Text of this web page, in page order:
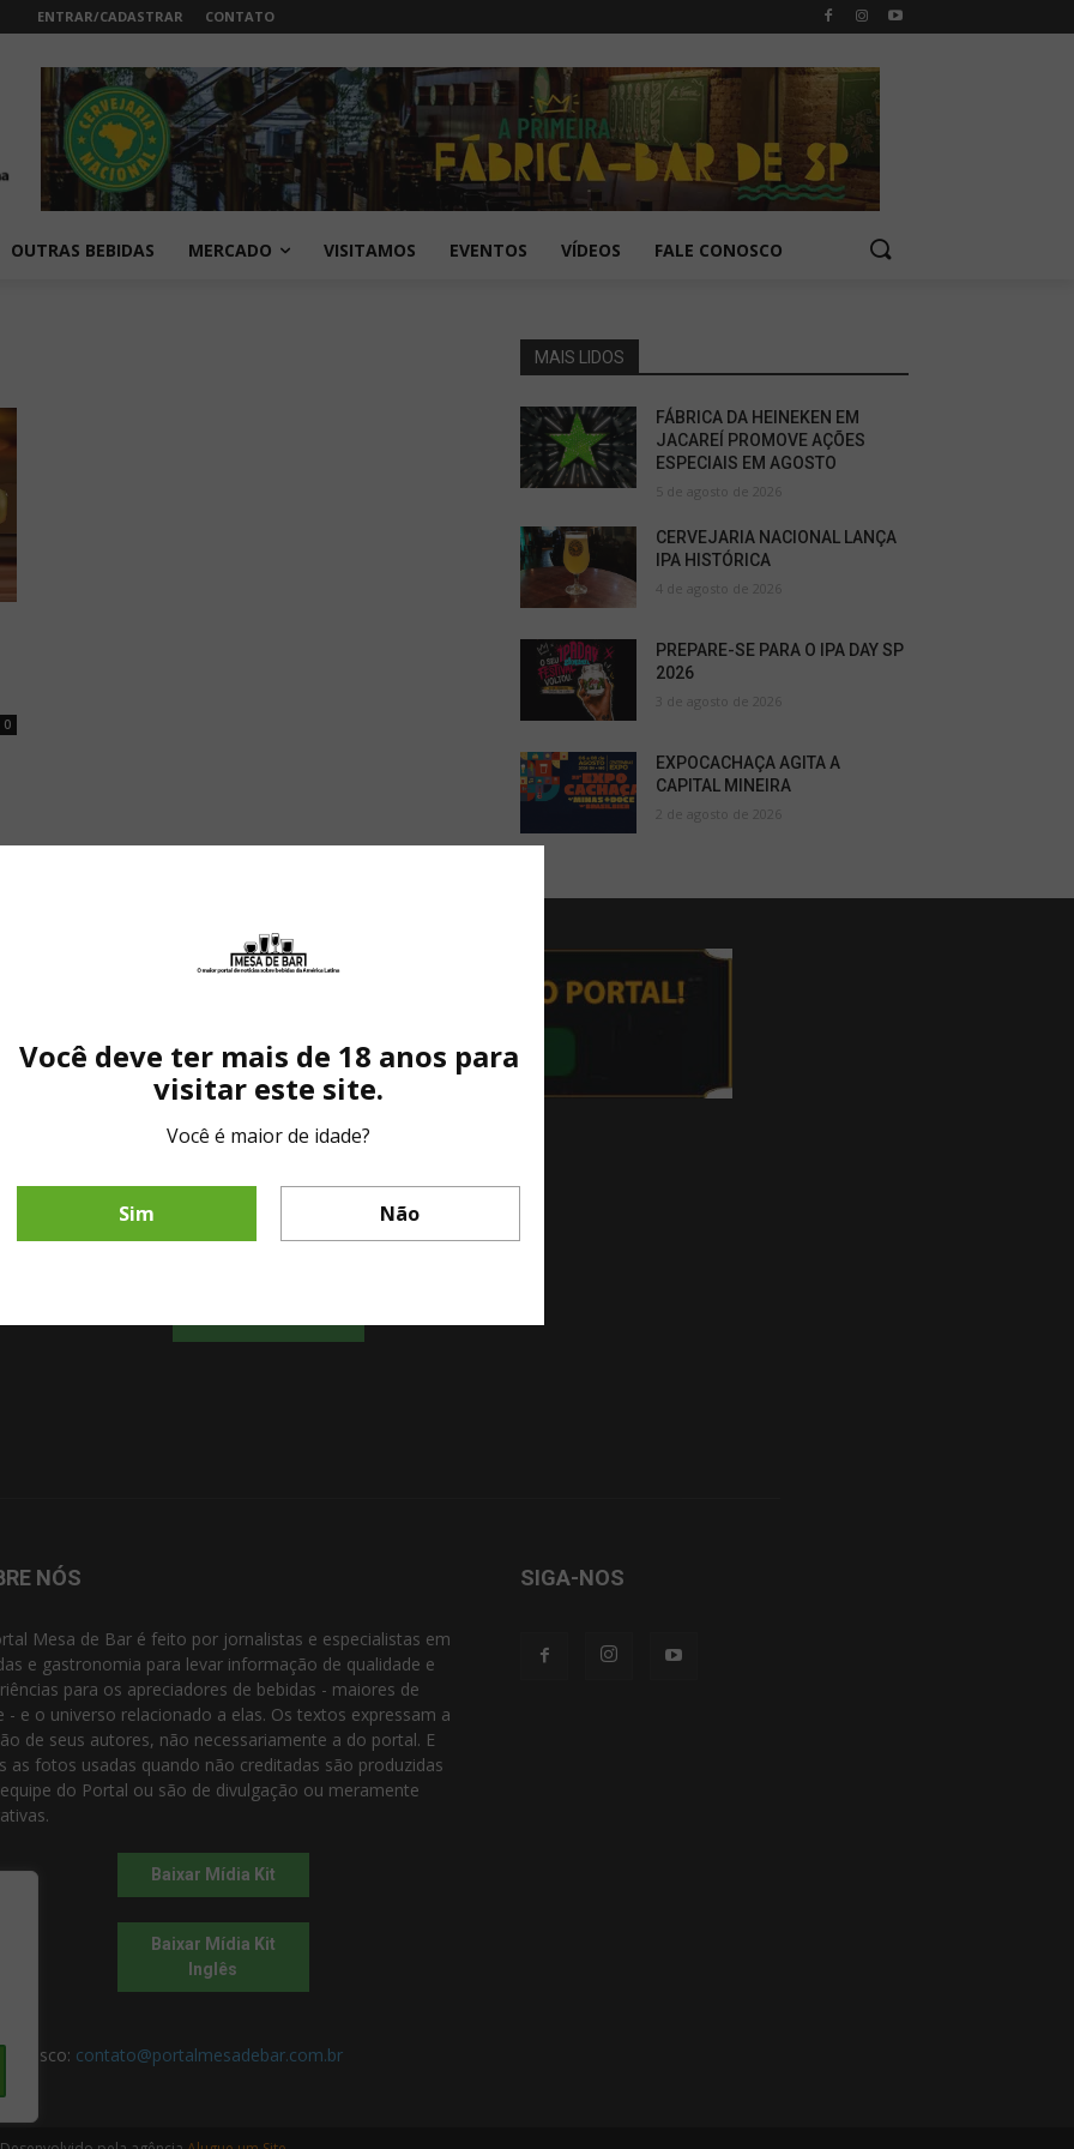
ENTRAR/CADASTRAR CONTATO
OUTRAS BEBIDAS MERCADO VISITAMOS EVENTOS VÍDEOS FALE CONOSCO
0
MAIS LIDOS
FÁBRICA DA HEINEKEN EM
JACAREÍ PROMOVE AÇÕES
ESPECIAIS EM AGOSTO
5 de agosto de 2026
CERVEJARIA NACIONAL LANÇA
IPA HISTÓRICA
4 de agosto de 2026
PREPARE-SE PARA O IPA DAY SP
2026
3 de agosto de 2026
EXPOCACHAÇA AGITA A
CAPITAL MINEIRA
2 de agosto de 2026
Fale diretamente com nosso representante comercial por whatsapp.
Você deve ter mais de 18 anos para
visitar este site.
Você é maior de idade?
Sim Não
NÓS
Mesa de Bar é feito por jornalistas e especialistas em
e gastronomia para levar informação de qualidade e
para os apreciadores de bebidas - maiores de
- e o universo relacionado a elas. Os textos expressam a
de seus autores, não necessariamente a do portal. E
as fotos usadas quando não creditadas são produzidas
do Portal ou são de divulgação ou meramente
Baixar Mídia Kit
Baixar Mídia Kit
Inglês
contato@portalmesadebar.com.br
SIGA-NOS